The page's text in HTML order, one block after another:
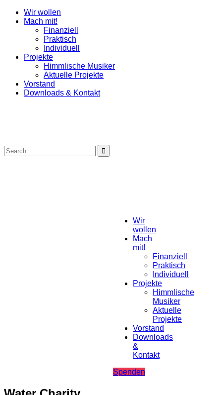
Wir wollen
Mach mit!
Finanziell
Praktisch
Individuell
Projekte
Himmlische Musiker
Aktuelle Projekte
Vorstand
Downloads & Kontakt
Wir
wollen
Mach
mit!
Finanziell
Praktisch
Individuell
Projekte
Himmlische
Musiker
Aktuelle
Projekte
Vorstand
Downloads
&
Kontakt
Spenden